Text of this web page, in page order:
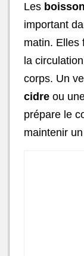
Les
important
matin. Elles
la
corps. Un
cidre ou
prépare le
maintenir